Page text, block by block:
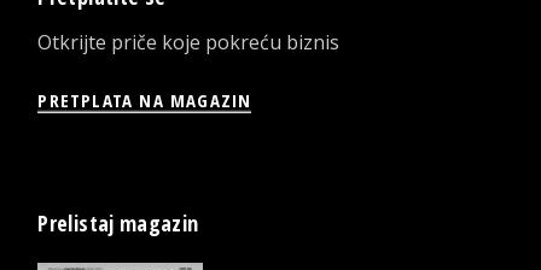
Otkrijte priče koje pokreću biznis
PRETPLATA NA MAGAZIN
Prelistaj magazin